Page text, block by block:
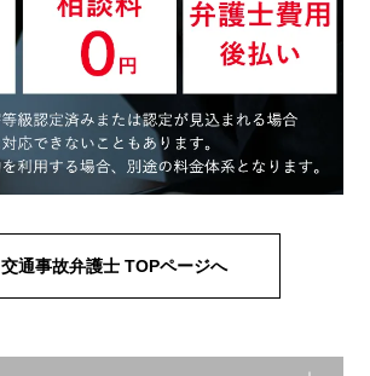
交通事故弁護士 TOPページへ